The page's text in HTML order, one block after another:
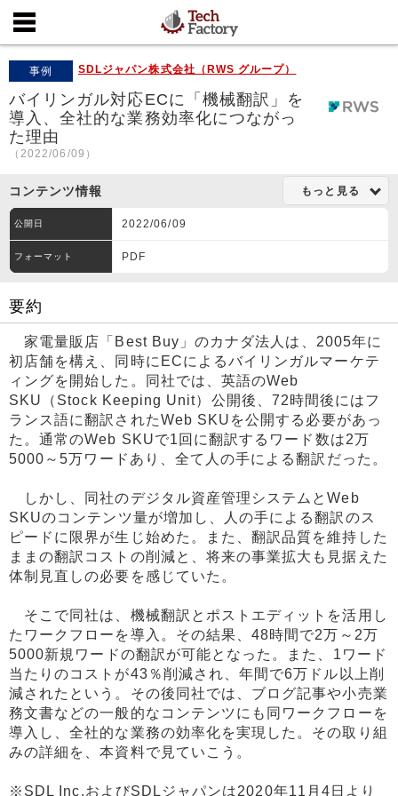
事例 SDLジャパン株式会社（RWS グループ）
バイリンガル対応ECに「機械翻訳」を
導入、全社的な業務効率化につながっ
た理由
（2022/06/09）
コンテンツ情報 もっと見る
公開日 2022/06/09
フォーマット PDF
要約
家電量販店「Best Buy」のカナダ法人は、2005年に
初店舗を構え、同時にECによるバイリンガルマーケテ
ィングを開始した。同社では、英語のWeb
SKU（Stock Keeping Unit）公開後、72時間後にはフ
ランス語に翻訳されたWeb SKUを公開する必要があっ
た。通常のWeb SKUで1回に翻訳するワード数は2万
5000～5万ワードあり、全て人の手による翻訳だった。
しかし、同社のデジタル資産管理システムとWeb
SKUのコンテンツ量が増加し、人の手による翻訳のス
ピードに限界が生じ始めた。また、翻訳品質を維持した
ままの翻訳コストの削減と、将来の事業拡大も見据えた
体制見直しの必要を感じていた。
そこで同社は、機械翻訳とポストエディットを活用し
たワークフローを導入。その結果、48時間で2万～2万
5000新規ワードの翻訳が可能となった。また、1ワード
当たりのコストが43％削減され、年間で6万ドル以上削
減されたという。その後同社では、ブログ記事や小売業
務文書などの一般的なコンテンツにも同ワークフローを
導入し、全社的な業務の効率化を実現した。その取り組
みの詳細を、本資料で見ていこう。
※SDL Inc.およびSDLジャパンは2020年11月4日より